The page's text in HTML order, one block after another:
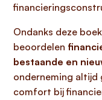
Ondanks deze
beoordelen
bestaande en
onderneming altijd
comfort bij